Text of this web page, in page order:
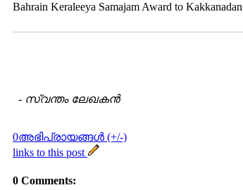
Bahrain Keraleeya Samajam Award to Kakkanadan
- സ്വന്തം ലേഖകന്‍
0അഭിപ്രായങ്ങള്‍ (+/-)
links to this post
0 Comments: